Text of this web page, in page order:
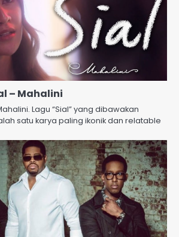
– Mahalini
Lagu “Sial” yang dibawakan
satu karya paling ikonik dan relatable